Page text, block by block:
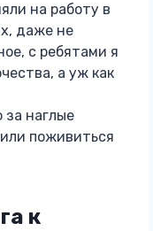
на работу в
даже не
с ребятами я
а уж как
за наглые
поживиться
к